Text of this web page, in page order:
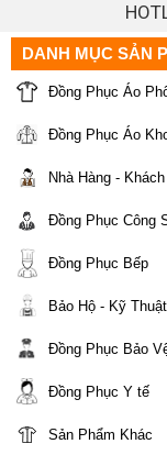
DANH MỤC SẢN
Đồng Phục Áo
Đồng Phục Áo
Nhà Hàng -
Đồng Phục Công
Đồng Phục Bếp
Bảo Hộ - Kỹ Thuật
Đồng Phục Bảo
Đồng Phục Y tế
Sản Phẩm Khác